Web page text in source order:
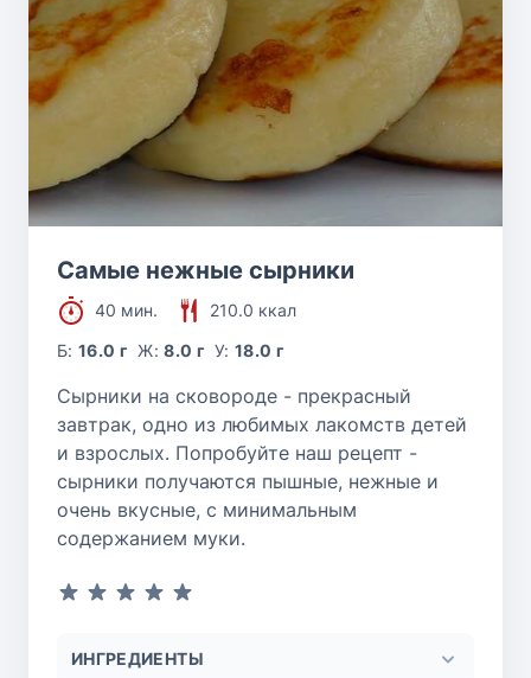
Самые нежные сырники
40 мин.
210.0 ккал
Б:16.0 г Ж:8.0 г У:18.0 г
Сырники на сковороде - прекрасный
завтрак, одно из любимых лакомств детей
и взрослых. Попробуйте наш рецепт -
сырники получаются пышные, нежные и
очень вкусные, с минимальным
содержанием муки.
ИНГРЕДИЕНТЫ